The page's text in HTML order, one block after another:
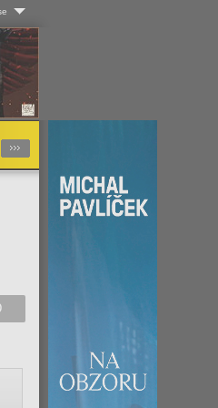
Podrobnosti